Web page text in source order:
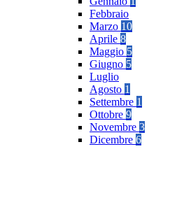
Febbraio
Marzo 10
Aprile 8
Maggio 5
Giugno 5
Luglio
Agosto 1
Settembre 1
Ottobre 9
Novembre 3
Dicembre 6